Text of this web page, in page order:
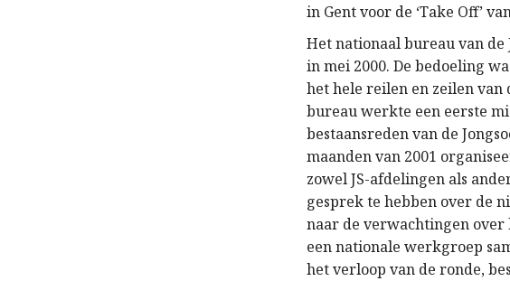
in Gent voor de ‘Take Off’
Het nationaal bureau van
in mei 2000. De bedoeling
het hele reilen en zeilen
bureau werkte een eerste
bestaansreden van de
maanden van 2001
zowel JS-afdelingen als
gesprek te hebben over de
naar de verwachtingen over
een nationale werkgroep
het verloop van de ronde,